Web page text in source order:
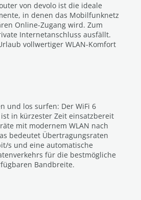
von devolo ist die ideale
in denen das Mobilfunknetz
Online-Zugang wird. Zum
Internetanschluss ausfällt.
vollwertiger WLAN-Komfort
und los surfen: Der WiFi 6
ist in kürzester Zeit einsatzbereit
mit modernem WLAN nach
bedeutet Übertragungsraten
s und eine automatische
für die bestmögliche
Bandbreite.